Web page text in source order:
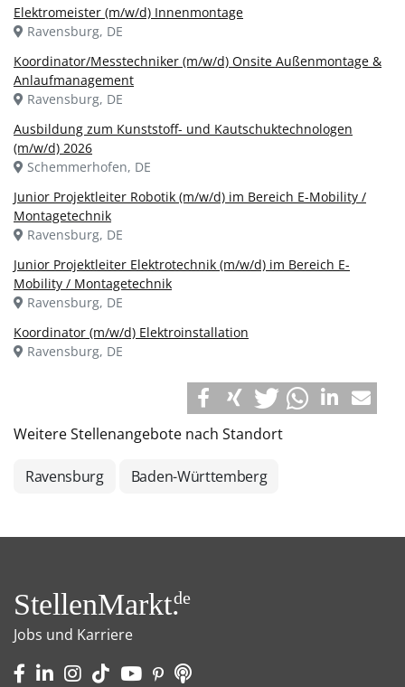
Elektromeister (m/w/d) Innenmontage
Ravensburg, DE
Koordinator/Messtechniker (m/w/d) Onsite Außenmontage &
Anlaufmanagement
Ravensburg, DE
Ausbildung zum Kunststoff- und Kautschuktechnologen
(m/w/d) 2026
Schemmerhofen, DE
Junior Projektleiter Robotik (m/w/d) im Bereich E-Mobility /
Montagetechnik
Ravensburg, DE
Junior Projektleiter Elektrotechnik (m/w/d) im Bereich E-
Mobility / Montagetechnik
Ravensburg, DE
Koordinator (m/w/d) Elektroinstallation
Ravensburg, DE
Weitere Stellenangebote nach Standort
Ravensburg Baden-Württemberg
StellenMarkt.de
Jobs und Karriere